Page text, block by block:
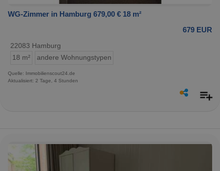
WG-Zimmer in Hamburg 679,00 € 18 m²
679 EUR
22083 Hamburg
18 m²
andere Wohnungstypen
Quelle: Immobilienscout24.de
Aktualisiert: 2 Tage, 4 Stunden